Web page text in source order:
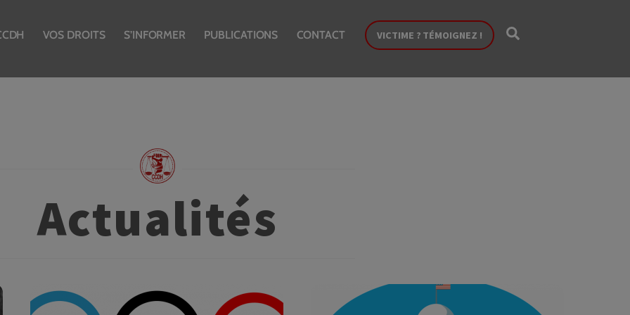
VOS DROITS S’INFORMER PUBLICATIONS CONTACT VICTIME ? TÉMOIGNEZ !
Actualités